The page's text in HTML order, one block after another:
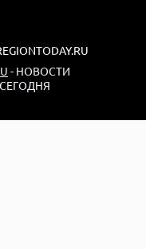
- НОВОСТИ